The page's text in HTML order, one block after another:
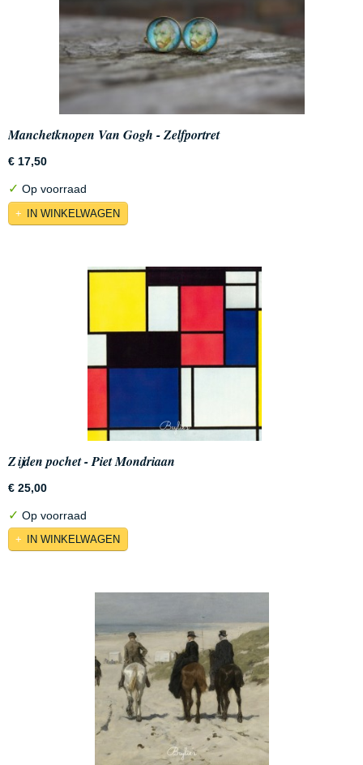
Manchetknopen Van Gogh - Zelfportret
€ 17,50
✓ Op voorraad
IN WINKELWAGEN
Zijden pochet - Piet Mondriaan
€ 25,00
✓ Op voorraad
IN WINKELWAGEN